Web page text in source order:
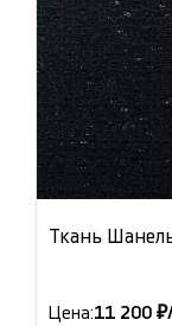
Ткань
Цена:11 200